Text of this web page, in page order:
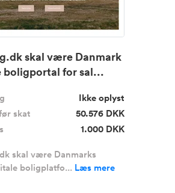
skal være Danmark
boligportal for sal...
Ikke oplyst
skat
50.576 DKK
1.000 DKK
skal være Danmarks
boligplatfo... Læs mere